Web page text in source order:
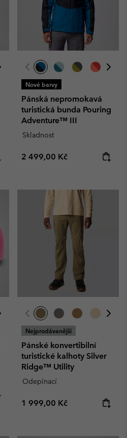
Nové barvy
Pánská nepromokavá
turistická bunda Pouring
Adventure™ III
Skladnost
Regular price:
2 499,00 Kč
Nejprodávanější
Pánské konvertibilní
turistické kalhoty Silver
Ridge™ Utility
Odepínací
Regular price:
1 999,00 Kč